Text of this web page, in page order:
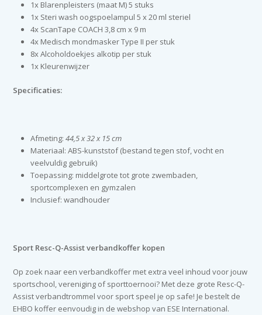
1x Blarenpleisters (maat M) 5 stuks
1x Steri wash oogspoelampul 5 x 20 ml steriel
4x ScanTape COACH 3,8 cm x 9 m
4x Medisch mondmasker Type II per stuk
8x Alcoholdoekjes alkotip per stuk
1x Kleurenwijzer
Specificaties:
Afmeting:44,5 x 32 x 15 cm
Materiaal: ABS-kunststof (bestand tegen stof, vocht en
veelvuldig gebruik)
Toepassing: middelgrote tot grote zwembaden,
sportcomplexen en gymzalen
Inclusief: wandhouder
Sport Resc-Q-Assist verbandkoffer kopen
Op zoek naar een verbandkoffer met extra veel inhoud voor jouw
sportschool, vereniging of sporttoernooi? Met deze grote Resc-Q-
Assist verbandtrommel voor sport speel je op safe! Je bestelt de
EHBO koffer eenvoudig in de webshop van ESE International.